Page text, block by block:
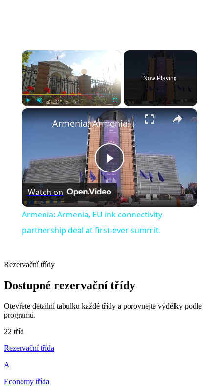
×
Fullscreen
Now Playing
×
Play
Video
Armenia: Armenia, EU ink connectivity partnership deal at first-ever summit.
Watch on
Armenia: Armenia, EU ink connectivity
partnership deal at first-ever summit.
Rezervační třídy
Dostupné rezervační třídy
Otevřete detailní tabulku každé třídy a porovnejte výdělky podle
programů.
22 tříd
Rezervační třída
A
Economy třída